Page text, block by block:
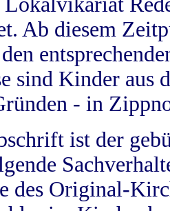
Ab diesem
sind Kinder aus
- in
ist der
des Original-